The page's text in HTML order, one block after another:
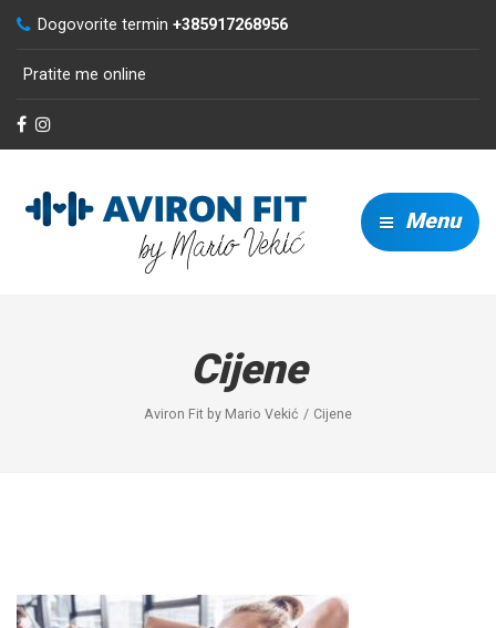
Dogovorite termin +385917268956
Pratite me online
Menu
Cijene
Aviron Fit by Mario Vekić Cijene